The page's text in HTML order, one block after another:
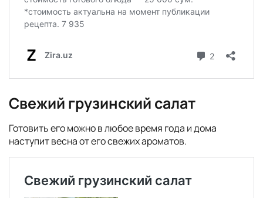
Свежий грузинский салат
Готовить его можно в любое время года и дома
наступит весна от его свежих ароматов.